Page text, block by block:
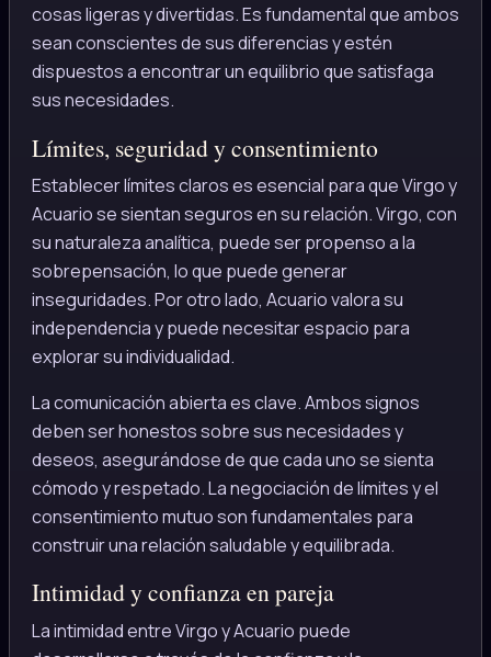
cosas ligeras y divertidas. Es fundamental que ambos
sean conscientes de sus diferencias y estén
dispuestos a encontrar un equilibrio que satisfaga
sus necesidades.
Límites, seguridad y consentimiento
Establecer límites claros es esencial para que Virgo y
Acuario se sientan seguros en su relación. Virgo, con
su naturaleza analítica, puede ser propenso a la
sobrepensación, lo que puede generar
inseguridades. Por otro lado, Acuario valora su
independencia y puede necesitar espacio para
explorar su individualidad.
La comunicación abierta es clave. Ambos signos
deben ser honestos sobre sus necesidades y
deseos, asegurándose de que cada uno se sienta
cómodo y respetado. La negociación de límites y el
consentimiento mutuo son fundamentales para
construir una relación saludable y equilibrada.
Intimidad y confianza en pareja
La intimidad entre Virgo y Acuario puede